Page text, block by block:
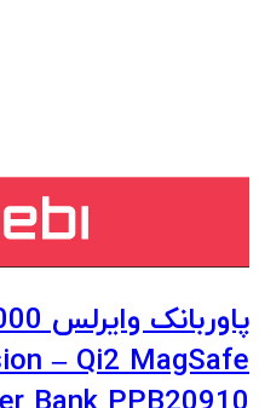
– Qi2 MagSafe